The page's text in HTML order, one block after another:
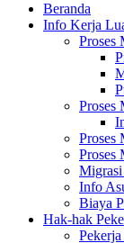
Beranda
Info Kerja
Proses
Proses
Proses
Proses
Info
Biaya
Hak-hak